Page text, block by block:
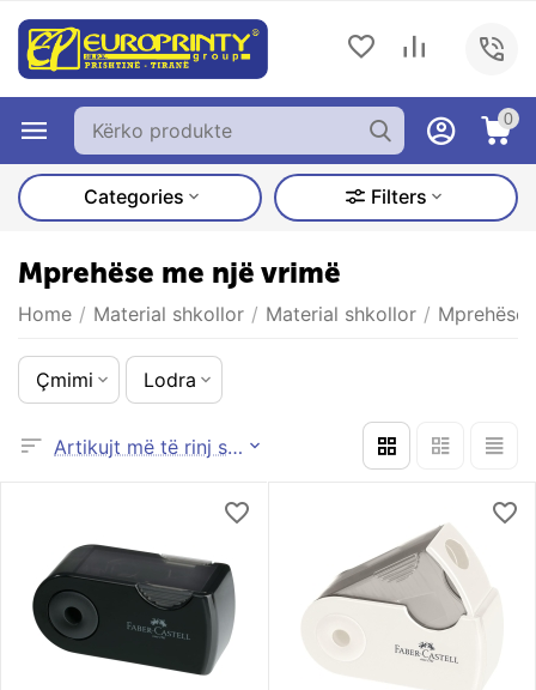
0
Categories Filters
Mprehëse me një vrimë
Home / Material shkollor / Material shkollor / Mprehëse
Çmimi Lodra
Artikujt më të rinj së pari